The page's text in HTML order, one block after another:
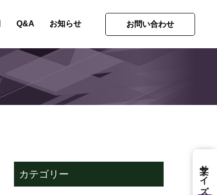
Q&A お知らせ お問い合わせ
文字サイズ
カテゴリー